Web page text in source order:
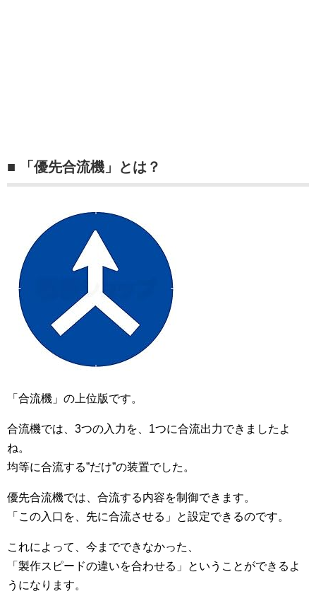
■ 「優先合流機」とは？
「合流機」の上位版です。
合流機では、3つの入力を、1つに合流出力できましたよ
ね。
均等に合流する”だけ”の装置でした。
優先合流機では、合流する内容を制御できます。
「この入口を、先に合流させる」と設定できるのです。
これによって、今までできなかった、
「製作スピードの違いを合わせる」ということができるよ
うになります。